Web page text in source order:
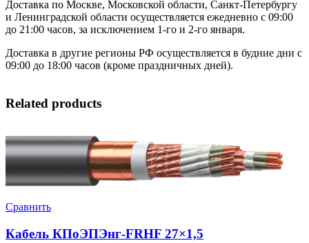
Доставка по Москве, Московской области, Санкт-Петербургу
и Ленинградской области осуществляется ежедневно с 09:00
до 21:00 часов, за исключением 1-го и 2-го января.
Доставка в другие регионы РФ осуществляется в будние дни с
09:00 до 18:00 часов (кроме праздничных дней).
Related products
Сравнить
Кабель КПоЭПЭнг-FRHF 27×1,5